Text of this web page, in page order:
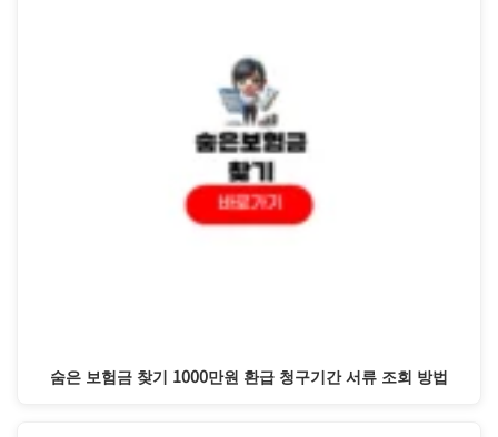
숨은 보험금 찾기 1000만원 환급 청구기간 서류 조회 방법